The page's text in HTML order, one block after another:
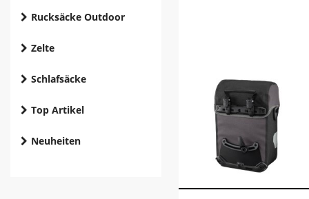
Rucksäcke Outdoor
Zelte
Schlafsäcke
Top Artikel
Neuheiten